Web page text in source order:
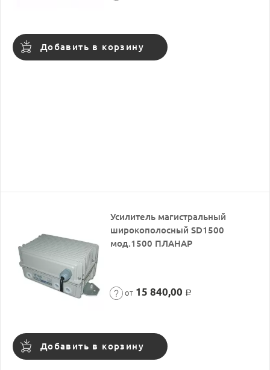
Добавить в корзину
Усилитель магистральный
широкополосный SD1500
мод.1500 ПЛАНАР
от 15 840,00 Р
Добавить в корзину